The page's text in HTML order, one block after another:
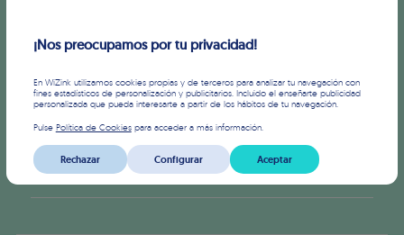
Prensa
Inversores
APIS
¡Nos preocupamos por tu privacidad!
En WiZink utilizamos cookies propias y de terceros para analizar tu navegación con
fines estadísticos de personalización y publicitarios. Incluido el enseñarte publicidad
personalizada que pueda interesarte a partir de los hábitos de tu navegación.
Pulse Política de Cookiespara acceder a más información.
Rechazar Configurar Aceptar